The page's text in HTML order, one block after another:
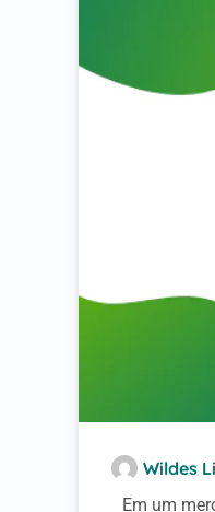
Wildes
Em um